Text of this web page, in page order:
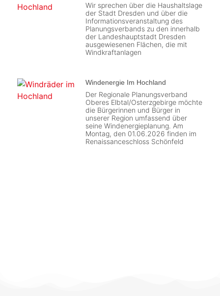
Wir sprechen über die Haushaltslage
der Stadt Dresden und über die
Informationsveranstaltung des
Planungsverbands zu den innerhalb
der Landeshauptstadt Dresden
ausgewiesenen Flächen, die mit
Windkraftanlagen
Windenergie Im Hochland
Der Regionale Planungsverband
Oberes Elbtal/Osterzgebirge möchte
die Bürgerinnen und Bürger in
unserer Region umfassend über
seine Windenergieplanung. Am
Montag, den 01.06.2026 finden im
Renaissanceschloss Schönfeld